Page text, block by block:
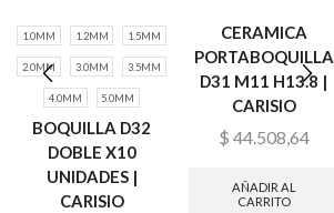
1.0MM 1.2MM 1.5MM
2.0MM 3.0MM 3.5MM
4.0MM 5.0MM
BOQUILLA D32
DOBLE X10
UNIDADES |
CARISIO
CERAMICA
PORTABOQUILLA
D31 M11 H13.8 |
CARISIO
$ 44.508,64
AÑADIR AL
CARRITO